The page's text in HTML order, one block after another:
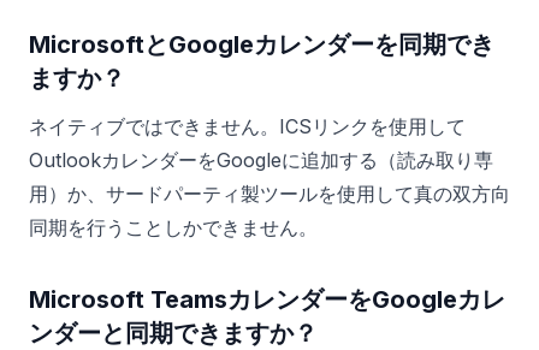
MicrosoftとGoogleカレンダーを同期でき
ますか？
ネイティブではできません。ICSリンクを使用して
OutlookカレンダーをGoogleに追加する（読み取り専
用）か、サードパーティ製ツールを使用して真の双方向
同期を行うことしかできません。
Microsoft TeamsカレンダーをGoogleカレ
ンダーと同期できますか？